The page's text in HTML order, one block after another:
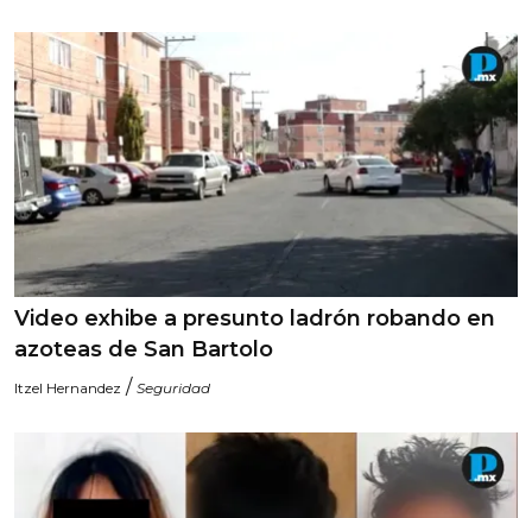
Video exhibe a presunto ladrón robando en
azoteas de San Bartolo
Itzel Hernandez / Seguridad